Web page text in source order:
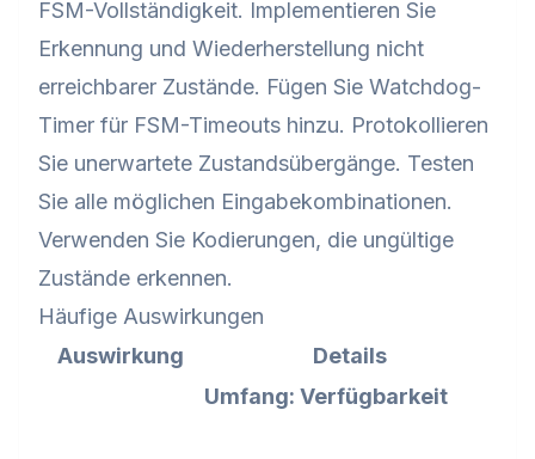
FSM-Vollständigkeit. Implementieren Sie
Erkennung und Wiederherstellung nicht
erreichbarer Zustände. Fügen Sie Watchdog-
Timer für FSM-Timeouts hinzu. Protokollieren
Sie unerwartete Zustandsübergänge. Testen
Sie alle möglichen Eingabekombinationen.
Verwenden Sie Kodierungen, die ungültige
Zustände erkennen.
Häufige Auswirkungen
Auswirkung
Details
Umfang: Verfügbarkeit